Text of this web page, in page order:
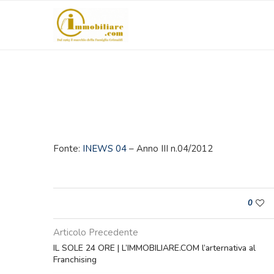
Fonte: INEWS 04 – Anno III n.04/2012
0
Articolo Precedente
IL SOLE 24 ORE | L’IMMOBILIARE.COM l’arternativa al
Franchising